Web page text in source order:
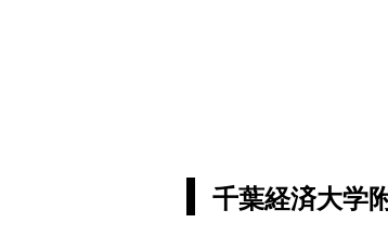
千葉経済大学